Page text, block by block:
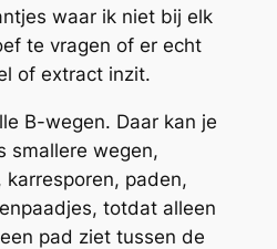
waar ik niet bij elk
te vragen of er echt
of extract inzit.
B-wegen. Daar kan je
smallere wegen,
paden,
totdat alleen
pad ziet tussen de